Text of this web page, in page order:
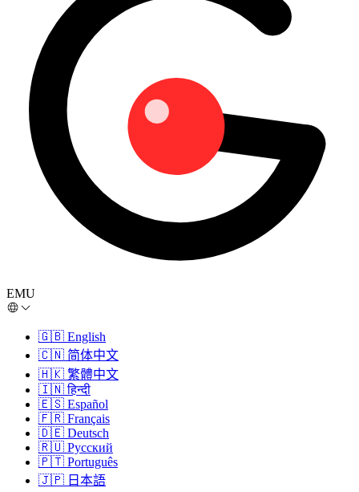
EMU
🇬🇧 English
🇨🇳 简体中文
🇭🇰 繁體中文
🇮🇳 हिन्दी
🇪🇸 Español
🇫🇷 Français
🇩🇪 Deutsch
🇷🇺 Русский
🇵🇹 Português
🇯🇵 日本語